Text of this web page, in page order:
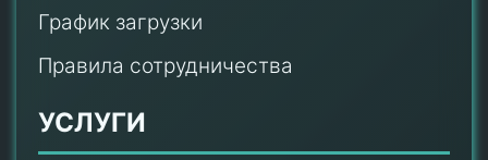
График загрузки
Правила сотрудничества
УСЛУГИ